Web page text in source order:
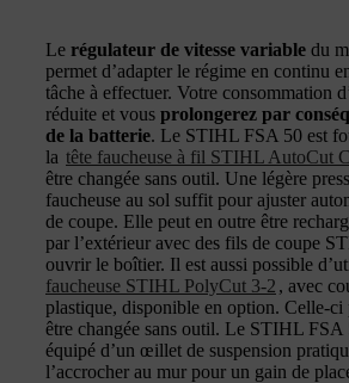
Le régulateur de vitesse variable du
permet d’adapter le régime en continu
tâche à effectuer. Votre consommation
réduite et vous prolongerez par
de la batterie. Le STIHL FSA 50 est
la tête faucheuse à fil STIHL AutoCut
être changée sans outil. Une légère
faucheuse au sol suffit pour ajuster
de coupe. Elle peut en outre être
par l’extérieur avec des fils de coupe
ouvrir le boîtier. Il est aussi possible
faucheuse STIHL PolyCut 3-2 , avec
plastique, disponible en option. Celle-ci
être changée sans outil. Le STIHL FSA
équipé d’un œillet de suspension
l’accrocher au mur pour un gain de